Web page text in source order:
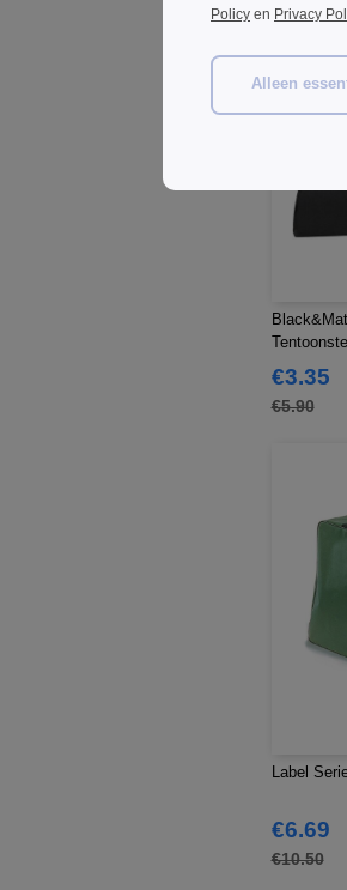
€3.35
€5.90
Label
€6.69
€10.50
Policy en Privacy
Alleen